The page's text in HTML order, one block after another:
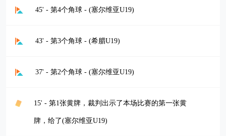
45' - 第4个角球 - (塞尔维亚U19)
43' - 第3个角球 - (希腊U19)
37' - 第2个角球 - (塞尔维亚U19)
15' - 第1张黄牌，裁判出示了本场比赛的第一张黄
牌，给了(塞尔维亚U19)